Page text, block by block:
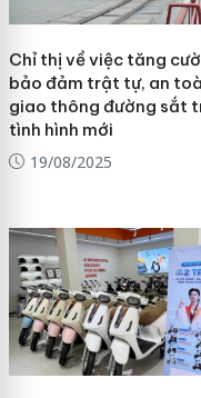
Chỉ thị về việc tăng
bảo đảm trật tự, an
giao thông đường sắt
tình hình mới
19/08/2025